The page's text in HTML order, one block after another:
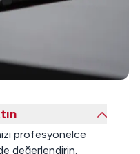
profesyonelce
değerlendirin.